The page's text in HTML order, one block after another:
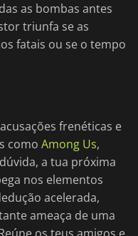
as bombas antes
triunfa se as
fatais ou se o tempo
frenéticas e
como Among Us,
a tua próxima
nos elementos
acelerada,
ameaça de uma